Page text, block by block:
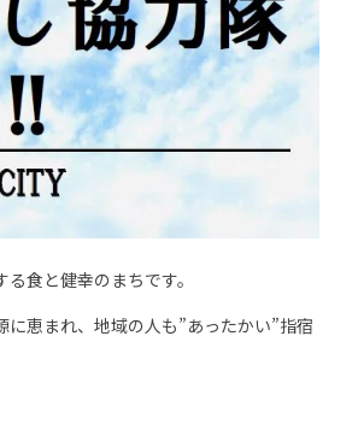
食と健幸のまちです。
恵まれ、地域の人も”あったかい”指宿